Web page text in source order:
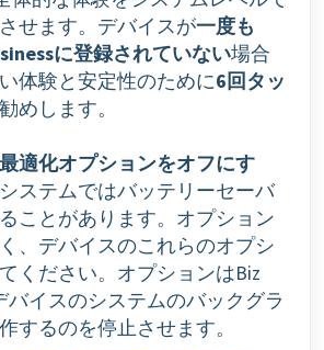
せます。デバイスが一度も
に登録されていない場合
体験と安定性のために6回タッ
めします。
適化オプションをオフにす
ステムではバッテリーセーバ
ことがあります。オプション
、デバイスのこれらのオプシ
ください。オプションはBiz
バイスのシステムのバックグラ
するのを停止させます。